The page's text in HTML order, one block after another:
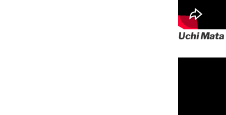
Uchi Mata